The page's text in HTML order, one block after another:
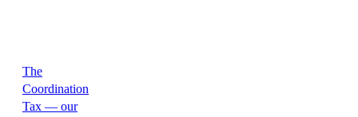
The
Coordination
Tax — our